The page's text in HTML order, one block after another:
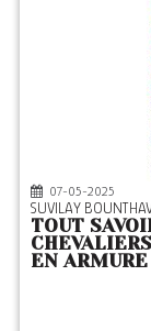
07-05-2025
SUVILAY
TOUT
EN ARMURE